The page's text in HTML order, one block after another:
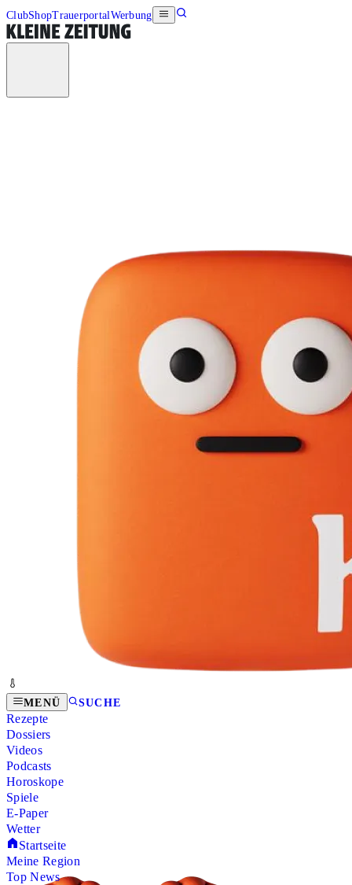
ClubShopTrauerportalWerbung
MENÜ SUCHE
Rezepte
Dossiers
Videos
Podcasts
Horoskope
Spiele
E-Paper
Wetter
Startseite
Meine Region
Top News